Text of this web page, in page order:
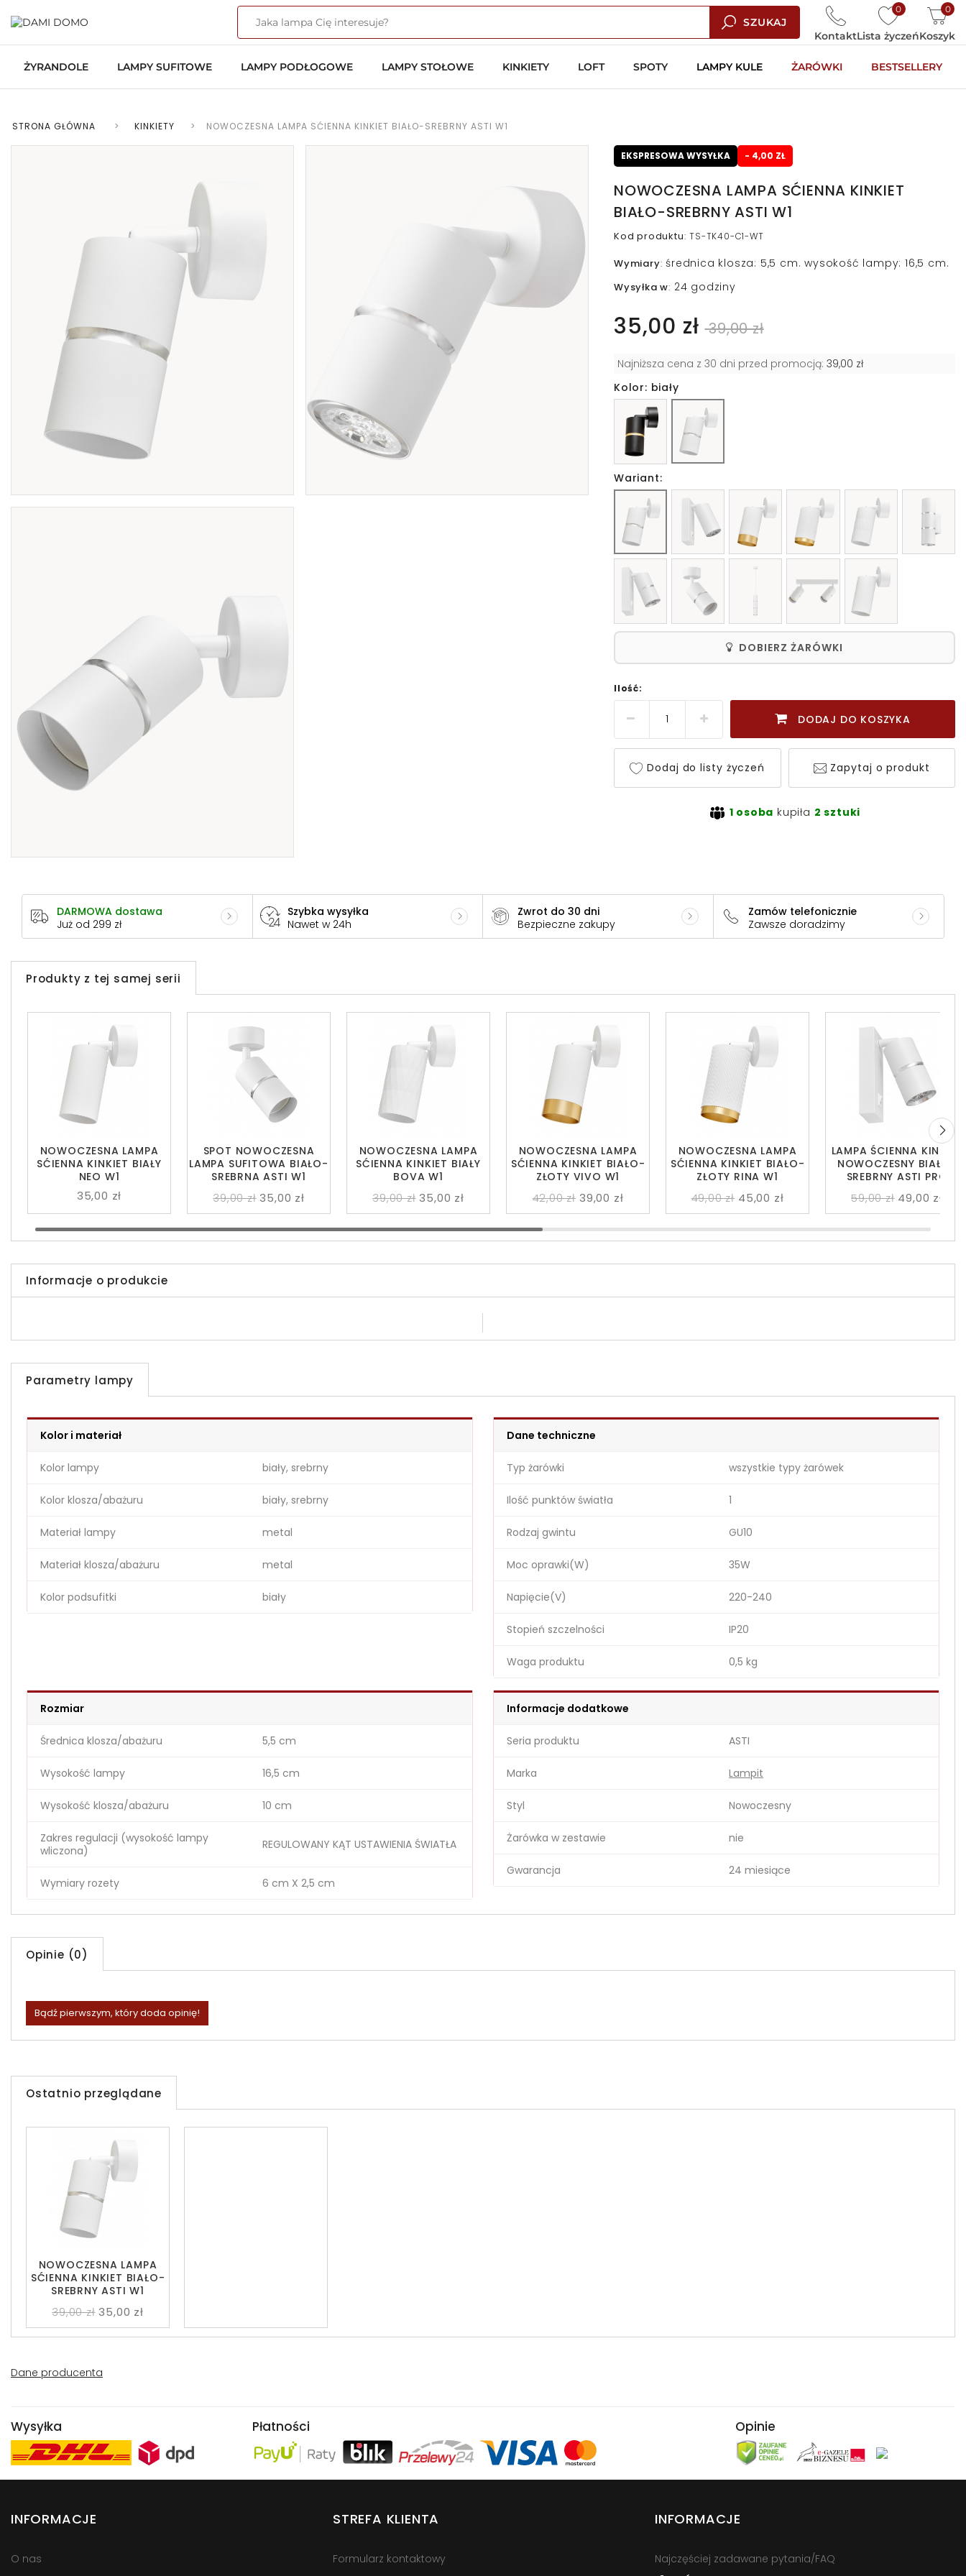
SZUKAJ
0
Lista życzeń
0
Koszyk
Kontakt
ŻYRANDOLE LAMPY SUFITOWE LAMPY PODŁOGOWE LAMPY STOŁOWE KINKIETY LOFT SPOTY LAMPY KULE ŻARÓWKI BESTSELLERY
STRONA GŁÓWNA > KINKIETY > NOWOCZESNA LAMPA SĆIENNA KINKIET BIAŁO-SREBRNY ASTI W1
EKSPRESOWA WYSYŁKA - 4,00 ZŁ
NOWOCZESNA LAMPA SĆIENNA KINKIET
BIAŁO-SREBRNY ASTI W1
Kod produktu:TS-TK40-C1-WT
Wymiary: średnica klosza: 5,5 cm. wysokość lampy: 16,5 cm.
Wysyłka w: 24 godziny
35,00 zł 39,00 zł
Najniższa cena z 30 dni przed promocją: 39,00 zł
Kolor: biały
Wariant:
DOBIERZ ŻARÓWKI
Ilość:
DODAJ DO KOSZYKA
Dodaj do listy życzeń Zapytaj o produkt
1 osoba kupiła 2 sztuki
DARMOWA dostawa
Już od 299 zł
Szybka wysyłka
Nawet w 24h
Zwrot do 30 dni
Bezpieczne zakupy
Zamów telefonicznie
Zawsze doradzimy
Produkty z tej samej serii
SPOT NOWOCZESNA
LAMPA SUFITOWA BIAŁO-
SREBRNA ASTI W1
39,00 zł 35,00 zł
LAMPA ŚCIENNA KINKIET
NOWOCZESNY BIAŁO-
SREBRNY ASTI PRO
59,00 zł 49,00 zł
NOWOCZESNA LAMPA
SĆIENNA KINKIET BIAŁO-
ZŁOTY RINA W1
49,00 zł 45,00 zł
NOWOCZESNA LAMPA
SĆIENNA KINKIET BIAŁO-
ZŁOTY VIVO W1
42,00 zł 39,00 zł
NOWOCZESNA LAMPA
SĆIENNA KINKIET BIAŁY
BOVA W1
39,00 zł 35,00 zł
NOWOCZESNA LAMPA
SĆIENNA KINKIET BIAŁY
NEO W1
35,00 zł
Informacje o produkcie
Parametry lampy
Kolor i materiał
Kolor lampy biały, srebrny
Kolor klosza/abażuru biały, srebrny
Materiał lampy metal
Materiał klosza/abażuru metal
Kolor podsufitki biały
Dane techniczne
Typ żarówki wszystkie typy żarówek
Ilość punktów światła 1
Rodzaj gwintu GU10
Moc oprawki(W) 35W
Napięcie(V) 220-240
Stopień szczelności IP20
Waga produktu 0,5 kg
Rozmiar
Średnica klosza/abażuru 5,5 cm
Wysokość lampy 16,5 cm
Wysokość klosza/abażuru 10 cm
Zakres regulacji (wysokość lampy
wliczona)
REGULOWANY KĄT USTAWIENIA ŚWIATŁA
Wymiary rozety 6 cm X 2,5 cm
Informacje dodatkowe
Seria produktu ASTI
Marka Lampit
Styl Nowoczesny
Żarówka w zestawie nie
Gwarancja 24 miesiące
Opinie (0)
Bądź pierwszym, który doda opinię!
Ostatnio przeglądane
NOWOCZESNA LAMPA
SĆIENNA KINKIET BIAŁO-
SREBRNY ASTI W1
39,00 zł 35,00 zł
Dane producenta
Wysyłka Płatności Opinie
INFORMACJE
O nas
STREFA KLIENTA
Formularz kontaktowy
INFORMACJE
Najczęściej zadawane pytania/FAQ